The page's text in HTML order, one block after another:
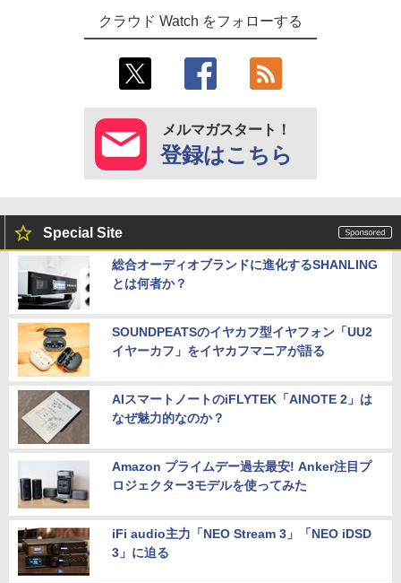
クラウド Watch をフォローする
メルマガスタート！
登録はこちら
Special Site
総合オーディオブランドに進化するSHANLING
とは何者か？
SOUNDPEATSのイヤカフ型イヤフォン「UU2
イヤーカフ」をイヤカフマニアが語る
AIスマートノートのiFLYTEK「AINOTE 2」は
なぜ魅力的なのか？
Amazon プライムデー過去最安! Anker注目プ
ロジェクター3モデルを使ってみた
iFi audio主力「NEO Stream 3」「NEO iDSD
3」に迫る